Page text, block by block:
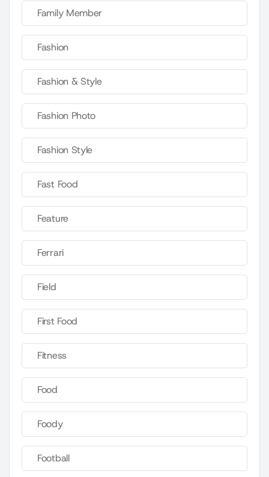
Family Member
Fashion
Fashion & Style
Fashion Photo
Fashion Style
Fast Food
Feature
Ferrari
Field
First Food
Fitness
Food
Foody
Football